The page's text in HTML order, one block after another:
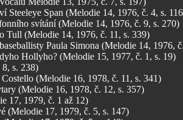
Steeleye Span (Melodie 14, 1976, č. 4, s.
svítání (Melodie 14, 1976, č. 9, s. 270)
Tull (Melodie 14, 1976, č. 11, s. 339)
Paula Simona (Melodie 14, 1976,
Hollyho? (Melodie 15, 1977, č. 1, s. 19)
s. 238)
(Melodie 16, 1978, č. 11, s. 341)
(Melodie 16, 1978, č. 12, s. 357)
17, 1979, č. 1 až 12)
(Melodie 17, 1979, č. 5, s. 147)